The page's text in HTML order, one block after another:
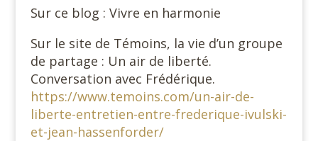
Sur ce blog : Vivre en harmonie
Sur le site de Témoins, la vie d’un groupe
de partage : Un air de liberté.
Conversation avec Frédérique.
https://www.temoins.com/un-air-de-
liberte-entretien-entre-frederique-ivulski-
et-jean-hassenforder/